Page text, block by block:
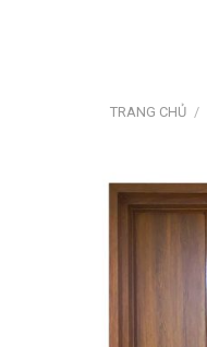
TRANG CHỦ /